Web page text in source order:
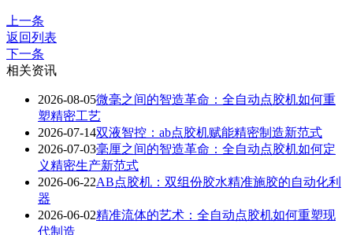
上一条
返回列表
下一条
相关资讯
2026-08-05微毫之间的智造革命：全自动点胶机如何重
塑精密工艺
2026-07-14双液智控：ab点胶机赋能精密制造新范式
2026-07-03毫厘之间的智造革命：全自动点胶机如何定
义精密生产新范式
2026-06-22AB点胶机：双组份胶水精准施胶的自动化利
器
2026-06-02精准流体的艺术：全自动点胶机如何重塑现
代制造